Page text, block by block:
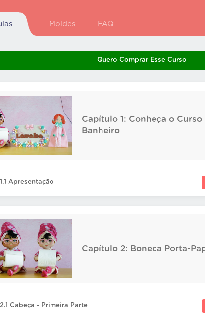
Moldes FAQ
Quero Comprar Esse Curso
Capítulo 1: Conheça o Curso
Banheiro
1.1 Apresentação
Capítulo 2: Boneca Porta-
2.1 Cabeça - Primeira Parte